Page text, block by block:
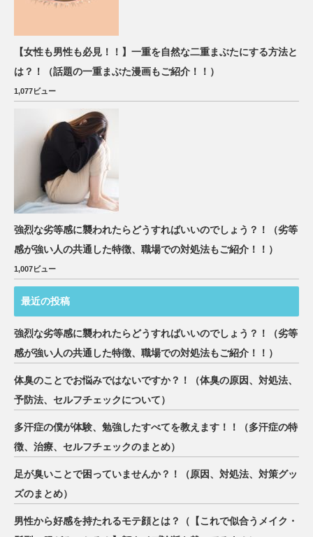
【女性も男性も必見！！】一重を自然な二重まぶたにする方法と
は？！（話題の一重まぶた漫画もご紹介！！）
1,077ビュー
強烈な劣等感に襲われたらどうすればいいのでしょう？！（劣等
感が強い人の共通した特徴、職場での対処法もご紹介！！）
1,007ビュー
最近の投稿
強烈な劣等感に襲われたらどうすればいいのでしょう？！（劣等
感が強い人の共通した特徴、職場での対処法もご紹介！！）
体臭のことでお悩みではないですか？！（体臭の原因、対処法、
予防法、セルフチェックについて）
多汗症の僕が体験、勉強したすべてを教えます！！（多汗症の特
徴、治療、セルフチェックのまとめ）
足が臭いことで困っていませんか？！（原因、対処法、対策グッ
ズのまとめ）
男性から好感を持たれるモテ顔とは？（【これで似合うメイク・